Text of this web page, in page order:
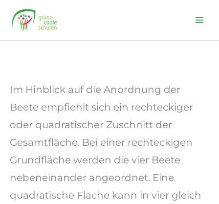
content
Im Hinblick auf die Anordnung der
Beete empfiehlt sich ein rechteckiger
oder quadratischer Zuschnitt der
Gesamtfläche. Bei einer rechteckigen
Grundfläche werden die vier Beete
nebeneinander angeordnet. Eine
quadratische Fläche kann in vier gleich